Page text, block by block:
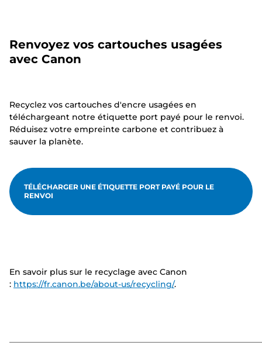
Renvoyez vos cartouches usagées
avec Canon
Recyclez vos cartouches d'encre usagées en
téléchargeant notre étiquette port payé pour le renvoi.
Réduisez votre empreinte carbone et contribuez à
sauver la planète.
TÉLÉCHARGER UNE ÉTIQUETTE PORT PAYÉ POUR LE
RENVOI
En savoir plus sur le recyclage avec Canon
: https://fr.canon.be/about-us/recycling/.